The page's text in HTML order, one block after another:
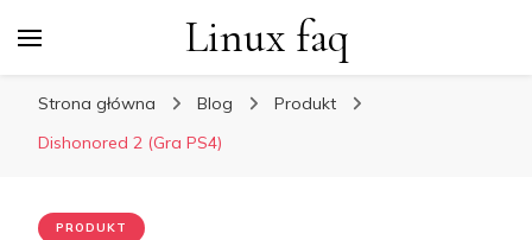
Linux faq
Strona główna Blog
Produkt
Dishonored 2 (Gra PS4)
PRODUKT